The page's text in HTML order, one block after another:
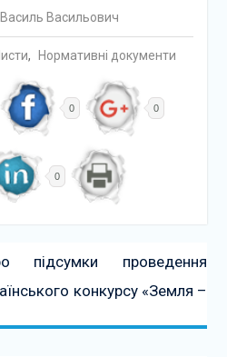
Васильович
, Нормативні документи
0 0
0
підсумки проведення
конкурсу «Земля –